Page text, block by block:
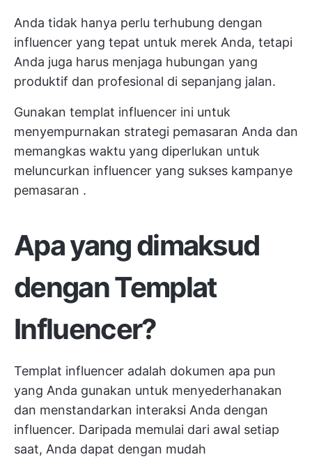
Anda tidak hanya perlu terhubung dengan
influencer yang tepat untuk merek Anda, tetapi
Anda juga harus menjaga hubungan yang
produktif dan profesional di sepanjang jalan.
Gunakan templat influencer ini untuk
menyempurnakan strategi pemasaran Anda dan
memangkas waktu yang diperlukan untuk
meluncurkan influencer yang sukses kampanye
pemasaran .
Apa yang dimaksud
dengan Templat
Influencer?
Templat influencer adalah dokumen apa pun
yang Anda gunakan untuk menyederhanakan
dan menstandarkan interaksi Anda dengan
influencer. Daripada memulai dari awal setiap
saat, Anda dapat dengan mudah